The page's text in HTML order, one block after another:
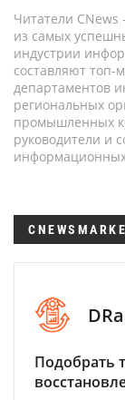
Читатели CNews
из самых
индустрии
составляют
департаментов
региональных
промышленных
руководители и
информационных
Подобрать